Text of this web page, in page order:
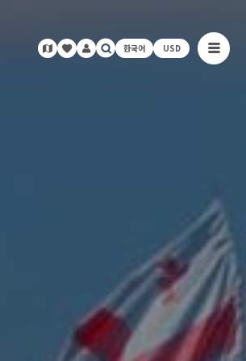
한국어 USD